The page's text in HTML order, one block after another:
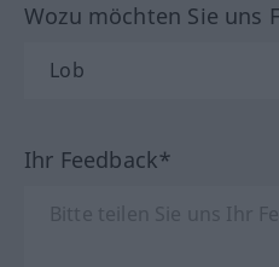
Wozu möchten Sie uns
Ihr Feedback*